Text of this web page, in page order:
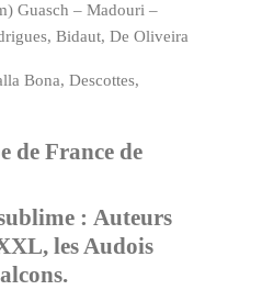
Guasch – Madouri –
Bidaut, De Oliveira
Bona, Descottes,
de France de
: Auteurs
les Audois